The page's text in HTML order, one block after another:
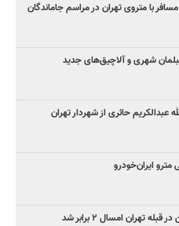
بیش از ۷۱۶ هزار مسافر با متروی تهران در مراسم جاماندگان
شهری و آلاچیق‌های جدید
عبدالکریم حائری از شهردار تهران
مترو ایران‌خودرو
تهران امسال ۲ برابر شد